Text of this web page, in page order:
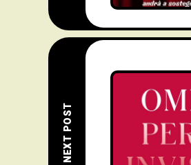
NEXT POST